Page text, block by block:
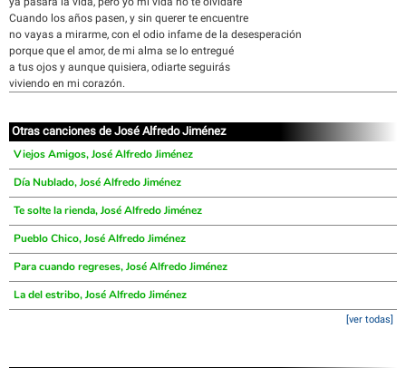
Cuando los años pasen, y sin querer te encuentre
no vayas a mirarme, con el odio infame de la desesperación
porque que el amor, de mi alma se lo entregué
a tus ojos y aunque quisiera, odiarte seguirás
viviendo en mi corazón.
Otras canciones de José Alfredo Jiménez
Viejos Amigos, José Alfredo Jiménez
Día Nublado, José Alfredo Jiménez
Te solte la rienda, José Alfredo Jiménez
Pueblo Chico, José Alfredo Jiménez
Para cuando regreses, José Alfredo Jiménez
La del estribo, José Alfredo Jiménez
[ver todas]